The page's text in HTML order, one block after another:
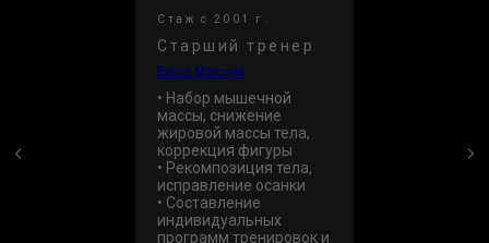
Стаж с 2001 г.
Старший тренер
Ежов Максим
• Набор мышечной
массы, снижение
жировой массы тела,
коррекция фигуры
• Рекомпозиция тела,
исправление осанки
• Составление
индивидуальных
программ тренировок и
Оставить заявку
обработки персональных данных.